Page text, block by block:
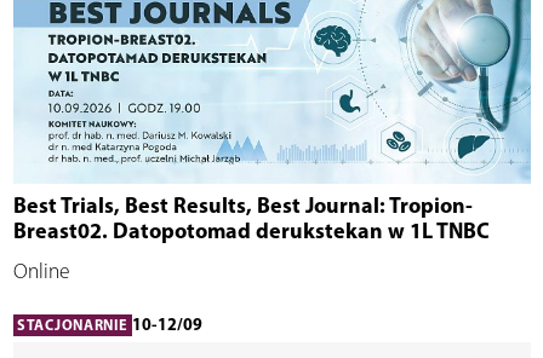
Best Trials, Best Results, Best Journal: Tropion-
Breast02. Datopotomad derukstekan w 1L TNBC
Online
STACJONARNIE 10-12/09